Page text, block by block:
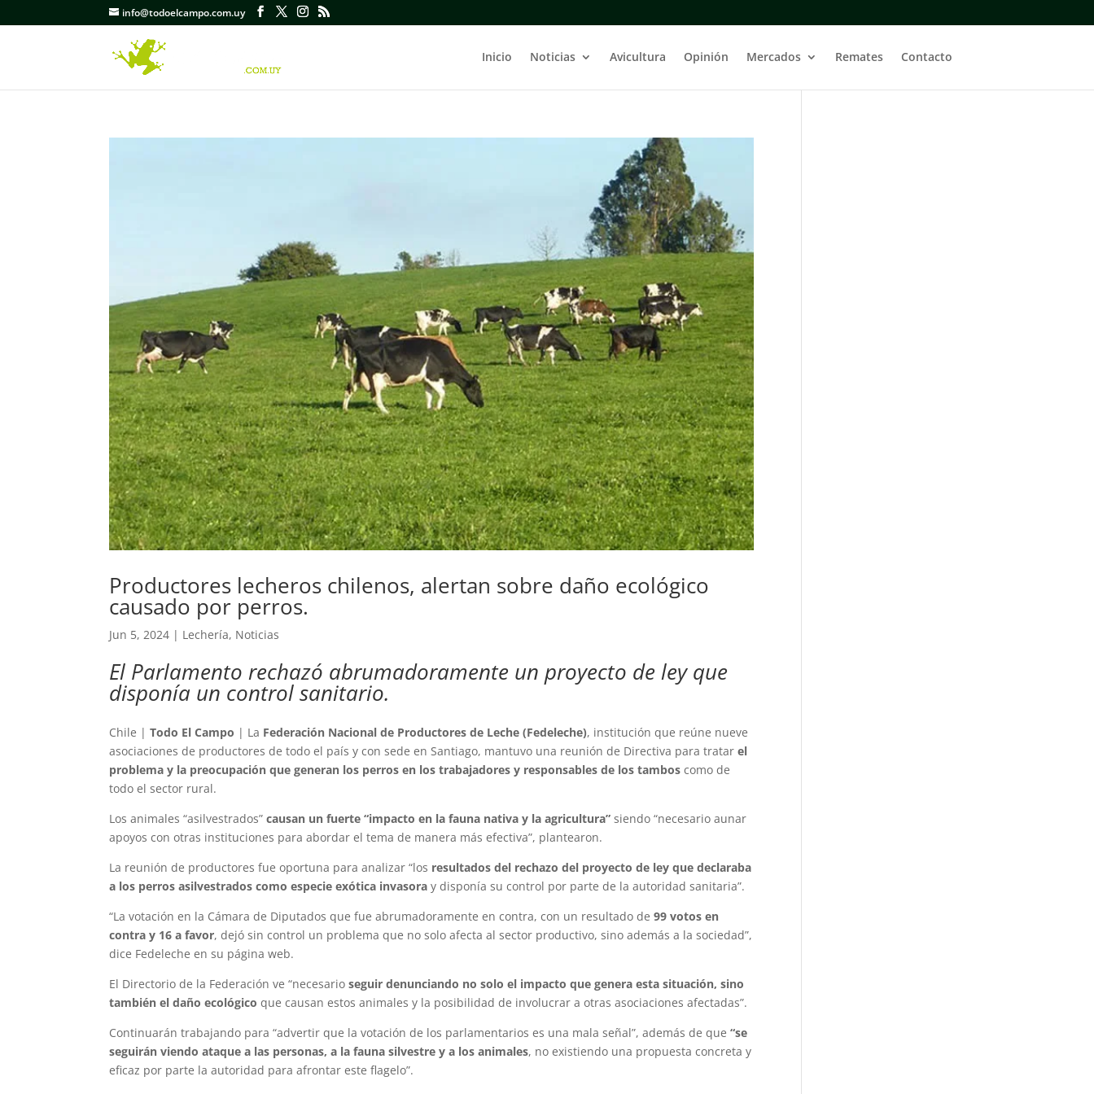
info@todoelcampo.com.uy
Inicio Noticias Avicultura Opinión Mercados Remates Contacto
Productores lecheros chilenos, alertan sobre daño ecológico
causado por perros.
Jun 5, 2024 | Lechería, Noticias
El Parlamento rechazó abrumadoramente un proyecto de ley que
disponía un control sanitario.
Chile |Todo El Campo | La Federación Nacional de Productores de Leche (Fedeleche), institución que reúne nueve
asociaciones de productores de todo el país y con sede en Santiago, mantuvo una reunión de Directiva para tratarel
problema y la preocupación que generan los perros en los trabajadores y responsables de los tambos como de
todo el sector rural.
Los animales “asilvestrados”causan un fuerte “impacto en la fauna nativa y la agricultura” siendo “necesario aunar
apoyos con otras instituciones para abordar el tema de manera más efectiva”, plantearon.
La reunión de productores fue oportuna para analizar “los resultados del rechazo del proyecto de ley que declaraba
a los perros asilvestrados como especie exótica invasora y disponía su control por parte de la autoridad sanitaria”.
“La votación en la Cámara de Diputados que fue abrumadoramente en contra, con un resultado de99 votos en
contra y 16 a favor, dejó sin control un problema que no solo afecta al sector productivo, sino además a la sociedad”,
dice Fedeleche en su página web.
El Directorio de la Federación ve “necesarioseguir denunciando no solo el impacto que genera esta situación, sino
también el daño ecológico que causan estos animales y la posibilidad de involucrar a otras asociaciones afectadas”.
Continuarán trabajando para “advertir que la votación de los parlamentarios es una mala señal”, además de que“se
seguirán viendo ataque a las personas, a la fauna silvestre y a los animales, no existiendo una propuesta concreta y
eficaz por parte la autoridad para afrontar este flagelo”.